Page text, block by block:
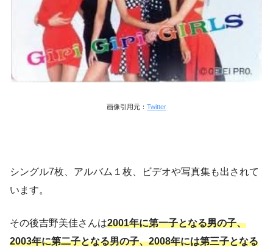
画像引用元： Twitter
シングル7枚、アルバム１枚、ビデオや写真集も出されて
います。
その後吉野美佳さんは2001年に第一子となる男の子、
2003年に第二子となる男の子、2008年には第三子となる